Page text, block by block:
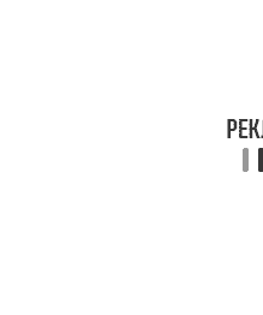
Средство для бешеного